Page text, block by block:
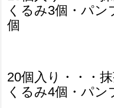
くるみ3個・パ
個
20個入り・・
くるみ4個・パ